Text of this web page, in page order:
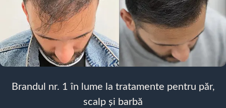
Brandul nr. 1 în lume la tratamente pentru păr,
scalp și barbă